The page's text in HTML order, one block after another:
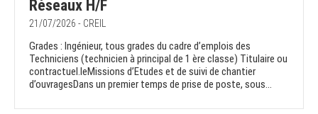
Réseaux H/F
21/07/2026 - CREIL
Grades : Ingénieur, tous grades du cadre d’emplois des
Techniciens (technicien à principal de 1 ère classe) Titulaire ou
contractuel.leMissions d’Etudes et de suivi de chantier
d’ouvragesDans un premier temps de prise de poste, sous...